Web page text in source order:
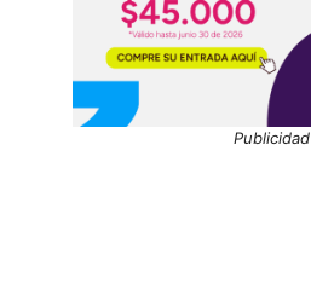
Publicidad